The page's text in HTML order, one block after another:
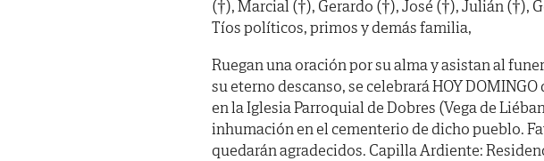
(†), Marcial (†), Gerardo (†), José (†), Julián (†),
Tíos políticos, primos y demás familia,
Ruegan una oración por su alma y asistan al
su eterno descanso, se celebrará HOY DOMINGO
en la Iglesia Parroquial de Dobres (Vega de
inhumación en el cementerio de dicho pueblo.
quedarán agradecidos. Capilla Ardiente: